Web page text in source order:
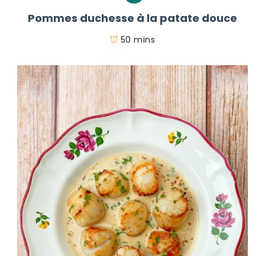
Pommes duchesse à la patate douce
50 mins